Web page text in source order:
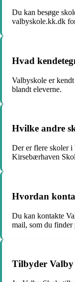
Du kan besøge
valbyskole.kk.dk
Hvad
Valbyskole er
blandt eleverne.
Hvilke andre
Der er flere skoler
Kirsebærhaven
Hvordan
Du kan kontakte
mail, som du finder
Tilbyder Valby